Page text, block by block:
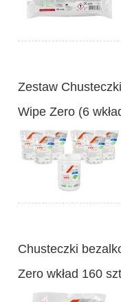
Zestaw
Wipe Zero (6
Chusteczki
Zero wkład 160